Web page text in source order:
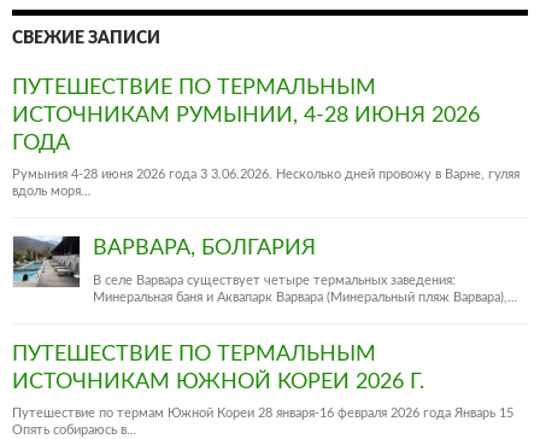
СВЕЖИЕ ЗАПИСИ
ПУТЕШЕСТВИЕ ПО ТЕРМАЛЬНЫМ
ИСТОЧНИКАМ РУМЫНИИ, 4-28 ИЮНЯ 2026
ГОДА
Румыния 4-28 июня 2026 года 3 3.06.2026. Несколько дней провожу в Варне, гуляя
вдоль моря…
ВАРВАРА, БОЛГАРИЯ
В селе Варвара существует четыре термальных заведения:
Минеральная баня и Аквапарк Варвара (Минеральный пляж Варвара),…
ПУТЕШЕСТВИЕ ПО ТЕРМАЛЬНЫМ
ИСТОЧНИКАМ ЮЖНОЙ КОРЕИ 2026 Г.
Путешествие по термам Южной Кореи 28 января-16 февраля 2026 года Январь 15
Опять собираюсь в…